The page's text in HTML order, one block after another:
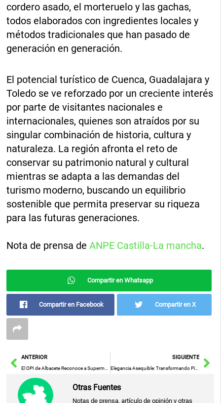
cordero asado, el morteruelo y las gachas,
todos elaborados con ingredientes locales y
métodos tradicionales que han pasado de
generación en generación.
El potencial turístico de Cuenca, Guadalajara y
Toledo se ve reforzado por un creciente interés
por parte de visitantes nacionales e
internacionales, quienes son atraídos por su
singular combinación de historia, cultura y
naturaleza. La región afronta el reto de
conservar su patrimonio natural y cultural
mientras se adapta a las demandas del
turismo moderno, buscando un equilibrio
sostenible que permita preservar su riqueza
para las futuras generaciones.
Nota de prensa deANPE Castilla-La mancha.
Compartir en Whatsapp
Compartir en Facebook Compartir en X
AntANTERIOR SIGUIENTE
Otras Fuentes
Notas de prensa, artículo de opinión y otras